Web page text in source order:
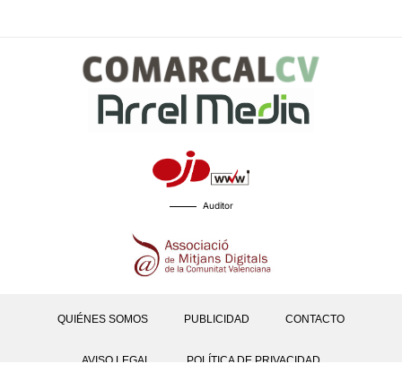
Auditor
QUIÉNES SOMOS PUBLICIDAD CONTACTO
AVISO LEGAL POLÍTICA DE PRIVACIDAD